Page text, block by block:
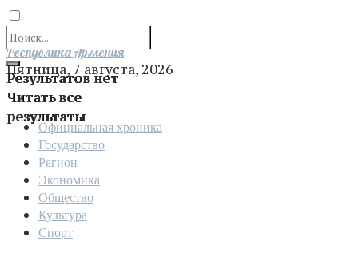
Результатов нет
Читать все
результаты
Отправить
Республика Армения
Пятница, 7 августа, 2026
Официальная хроника
Государство
Регион
Экономика
Общество
Культура
Спорт